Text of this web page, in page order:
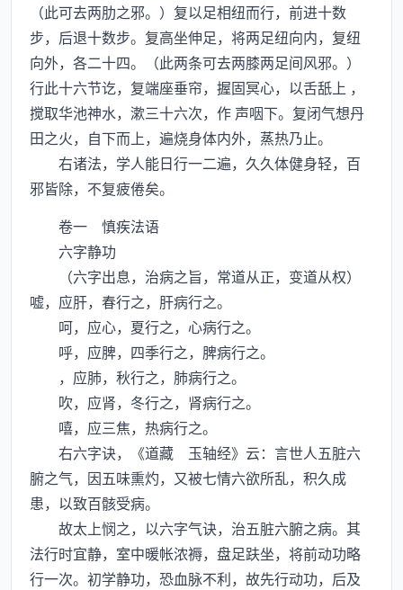
（此可去两肋之邪。）复以足相纽而行，前进十数
步，后退十数步。复高坐伸足，将两足纽向内，复纽
向外，各二十四。（此两条可去两膝两足间风邪。）
行此十六节讫，复端座垂帘，握固冥心，以舌舐上 ，
搅取华池神水，漱三十六次，作 声咽下。复闭气想丹
田之火，自下而上，遍烧身体内外，蒸热乃止。
右诸法，学人能日行一二遍，久久体健身轻，百
邪皆除，不复疲倦矣。
卷一 慎疾法语
六字静功
（六字出息，治病之旨，常道从正，变道从权）
嘘，应肝，春行之，肝病行之。
呵，应心，夏行之，心病行之。
呼，应脾，四季行之，脾病行之。
，应肺，秋行之，肺病行之。
吹，应肾，冬行之，肾病行之。
嘻，应三焦，热病行之。
右六字诀，《道藏 玉轴经》云：言世人五脏六
腑之气，因五味熏灼，又被七情六欲所乱，积久成
患，以致百骸受病。
故太上悯之，以六字气诀，治五脏六腑之病。其
法行时宜静，室中暖帐浓褥，盘足趺坐，将前动功略
行一次。初学静功，恐血脉不利，故先行动功，后及